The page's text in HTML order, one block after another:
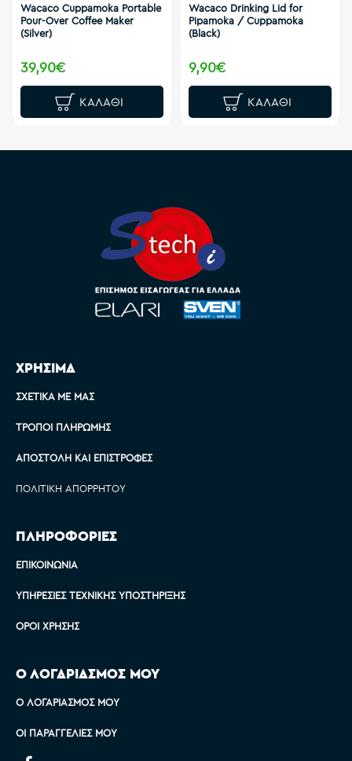
Wacaco Cuppamoka Portable
Pour-Over Coffee Maker
(Silver)
39,90€
ΚΑΛΆΘΙ
Wacaco Drinking Lid for
Pipamoka / Cuppamoka
(Black)
9,90€
ΚΑΛΆΘΙ
ΧΡΗΣΙΜΑ
ΣΧΕΤΙΚΆ ΜΕ ΜΑΣ
ΤΡΌΠΟΙ ΠΛΗΡΩΜΉΣ
ΑΠΟΣΤΟΛΉ ΚΑΙ ΕΠΙΣΤΡΟΦΈΣ
ΠΟΛΙΤΙΚΉ ΑΠΟΡΡΉΤΟΥ
ΠΛΗΡΟΦΟΡΙΕΣ
ΕΠΙΚΟΙΝΩΝΊΑ
ΥΠΗΡΕΣΊΕΣ ΤΕΧΝΙΚΉΣ ΥΠΟΣΤΉΡΙΞΗΣ
ΌΡΟΙ ΧΡΉΣΗΣ
Ο ΛΟΓΑΡΙΑΣΜΟΣ ΜΟΥ
Ο ΛΟΓΑΡΙΑΣΜΌΣ ΜΟΥ
ΟΙ ΠΑΡΑΓΓΕΛΊΕΣ ΜΟΥ